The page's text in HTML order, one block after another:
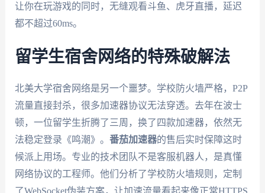
让你在玩游戏的同时，无缝观看斗鱼、虎牙直播，延迟
都不超过60ms。
留学生宿舍网络的特殊破解法
北美大学宿舍网络是另一个噩梦。学校防火墙严格，P2P
流量直接封杀，很多加速器协议无法穿透。去年在波士
顿，一位留学生折腾了三周，换了四款加速器，依然无
法稳定登录《鸣潮》。 番茄加速器的售后实时保障这时
候派上用场。专业的技术团队不是客服机器人，是真懂
网络协议的工程师。他们分析了学校防火墙规则，定制